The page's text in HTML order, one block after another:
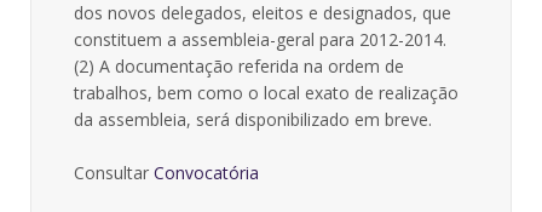
dos novos delegados, eleitos e designados, que
constituem a assembleia-geral para 2012-2014.
(2) A documentação referida na ordem de
trabalhos, bem como o local exato de realização
da assembleia, será disponibilizado em breve.
Consultar Convocatória